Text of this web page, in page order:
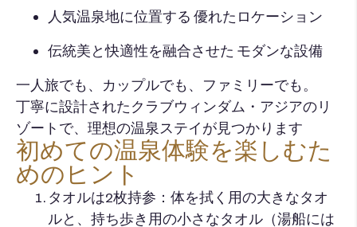
人気温泉地に位置する 優れたロケーション
伝統美と快適性を融合させた モダンな設備
一人旅でも、カップルでも、ファミリーでも。
丁寧に設計されたクラブウィンダム・アジアのリ
ゾートで、理想の温泉ステイが見つかります
初めての温泉体験を楽しむた
めのヒント
タオルは2枚持参：体を拭く用の大きなタオ
ルと、持ち歩き用の小さなタオル（湯船には